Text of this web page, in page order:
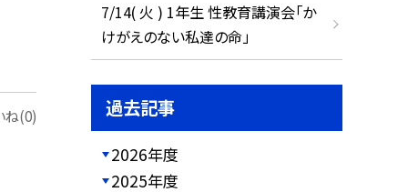
ね(0)
7/14( 火 ) 1年生 性教育講演会「か
けがえのない私達の命」
過去記事
2026年度
2025年度